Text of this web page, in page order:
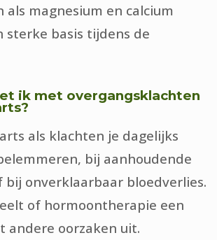
magnesium en calcium
sterke basis tijdens de
ik met overgangsklachten
als klachten je dagelijks
bij aanhoudende
bij onverklaarbaar bloedverlies.
of hormoontherapie een
andere oorzaken uit.